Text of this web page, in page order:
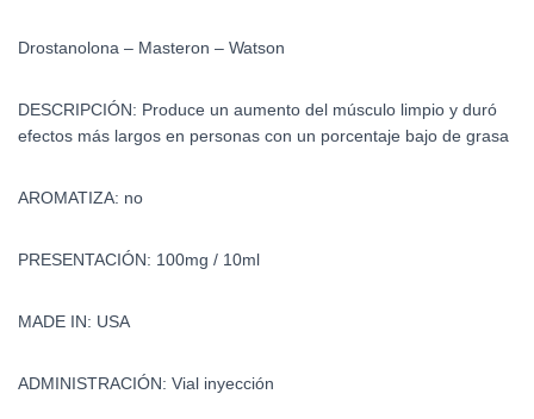
Drostanolona – Masteron – Watson
DESCRIPCIÓN: Produce un aumento del músculo limpio y duró
efectos más largos en personas con un porcentaje bajo de grasa
AROMATIZA: no
PRESENTACIÓN: 100mg / 10ml
MADE IN: USA
ADMINISTRACIÓN: Vial inyección